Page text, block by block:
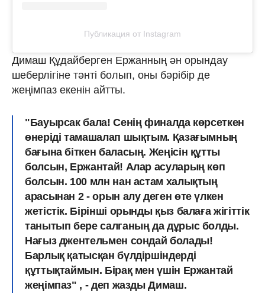
Публикация от Instagram
Димаш Құдайберген Ержанның ән орындау
шеберлігіне тәнті болып, оны бәрібір де
жеңімпаз екенін айтты.
"Бауырсак бала! Сенің финалда көрсеткен
өнеріді тамашалап шықтым. Қазағымның
бағына біткен баласың. Жеңісін құтты
болсын, Ержантай! Алар асуларың көп
болсын. 100 млн нан астам халықтың
арасынан 2 - орын алу деген өте үлкен
жетістік. Бірінші орынды қыз балаға жігіттік
танытып бере салганың да дұрыс болды.
Нағыз джентельмен сондай болады!
Барлық қатысқан бүлдіршіндерді
құттықтаймын. Бірақ мен үшін Ержантай
жеңімпаз" , - деп жазды Димаш.